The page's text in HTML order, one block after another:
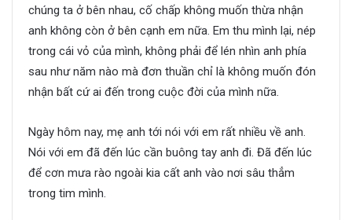
chúng ta ở bên nhau, cố chấp không muốn thừa nhận
anh không còn ở bên cạnh em nữa. Em thu mình lại, nép
trong cái vỏ của mình, không phải để lén nhìn anh phía
sau như năm nào mà đơn thuần chỉ là không muốn đón
nhận bất cứ ai đến trong cuộc đời của mình nữa.
Ngày hôm nay, mẹ anh tới nói với em rất nhiều về anh.
Nói với em đã đến lúc cần buông tay anh đi. Đã đến lúc
để cơn mưa rào ngoài kia cất anh vào nơi sâu thẳm
trong tim mình.